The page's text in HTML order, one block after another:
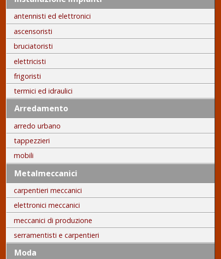
antennisti ed elettronici
ascensoristi
bruciatoristi
elettricisti
frigoristi
termici ed idraulici
Arredamento
arredo urbano
tappezzieri
mobili
Metalmeccanici
carpentieri meccanici
elettronici meccanici
meccanici di produzione
serramentisti e carpentieri
Moda